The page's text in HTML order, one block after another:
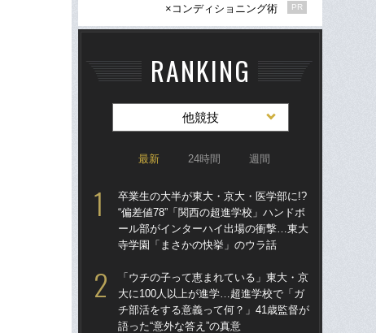
×コンディショニング術
PR
RANKING
他競技
最新 24時間 週間
卒業生の大半が東大・京大・医学部に!?
“偏差値78”「関西の超進学校」ハンドボ
ール部がインターハイ出場の衝撃…東大
寺学園「まさかの快挙」のウラ話
「ウチの子って恵まれている」東大・京
大に100人以上が進学…超進学校で「ガ
チ部活をする意義って何？」41歳監督が
語った“意外な答え”の真意